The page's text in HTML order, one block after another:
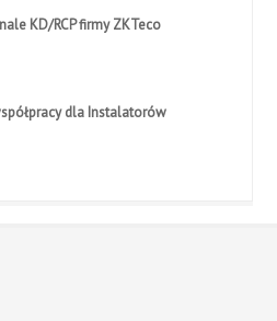
KD/RCP firmy ZKTeco
dla Instalatorów